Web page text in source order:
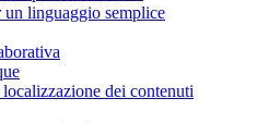
linguaggio semplice
dei contenuti